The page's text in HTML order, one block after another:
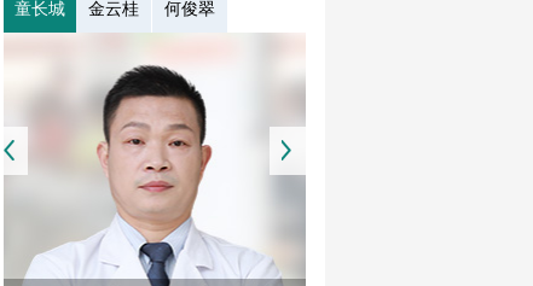
童长城 金云桂 何俊翠